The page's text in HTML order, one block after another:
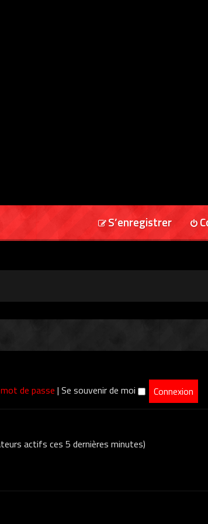
S’enregistrer
mot de passe | Se souvenir de moi
actifs ces 5 dernières minutes)